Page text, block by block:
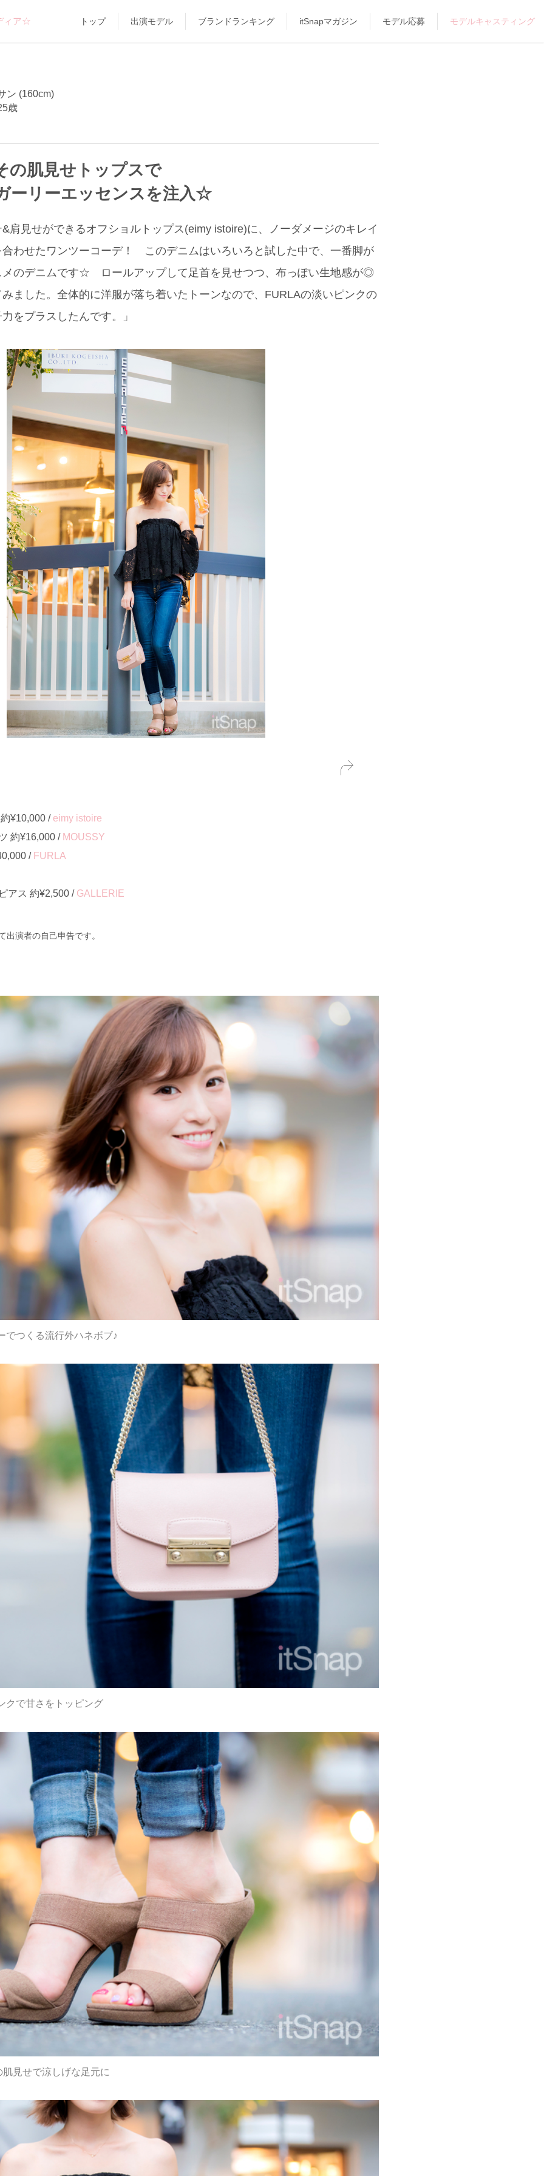
ィア☆ トップ 出演モデル ブランドランキング itSnapマガジン モデル応募 モデルキャスティング
ン (160cm)
歳
の肌見せトップスで
ーリーエッセンスを注入☆
肩見せができるオフショルトップス(eimy istoire)に、ノーダメージのキレイ
わせたワンツーコーデ！ このデニムはいろいろと試した中で、一番脚が
メのデニムです☆ ロールアップして足首を見せつつ、布っぽい生地感が◎
ました。全体的に洋服が落ち着いたトーンなので、FURLAの淡いピンクの
をプラスしたんです。」
¥10,000 / eimy istoire
約¥16,000 / MOUSSY
/ FURLA
アス 約¥2,500 / GALLERIE
演者の自己申告です。
でつくる流行外ハネボブ♪
クで甘さをトッピング
見せで涼しげな足元に